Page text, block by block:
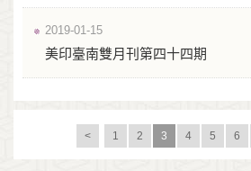
2019-01-15
美印臺南雙月刊第四十四期
< 1 2 3 4 5 6